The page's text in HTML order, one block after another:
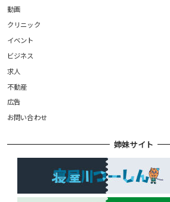
動画
クリニック
イベント
ビジネス
求人
不動産
広告
お問い合わせ
姉妹サイト